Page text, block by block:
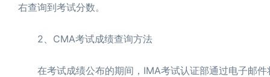
右查询到考试分数。
2、CMA考试成绩查询方法
在考试成绩公布的期间，IMA考试认证部通过电子邮件